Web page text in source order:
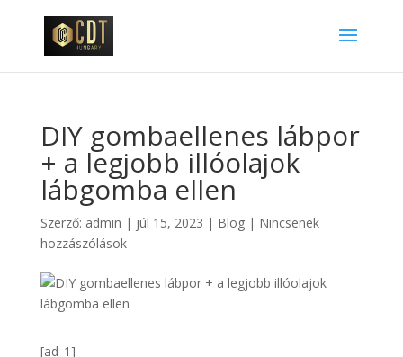
DIY gombaellenes lábpor
+ a legjobb illóolajok
lábgomba ellen
Szerző: admin | júl 15, 2023 | Blog| Nincsenek
hozzászólások
[ad_1]